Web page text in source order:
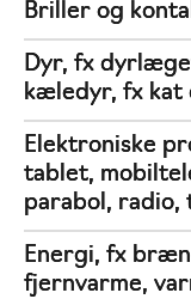
Briller og
Dyr, fx
kæledyr, fx kat
Elektroniske
tablet,
parabol, radio,
Energi, fx
fjernvarme,